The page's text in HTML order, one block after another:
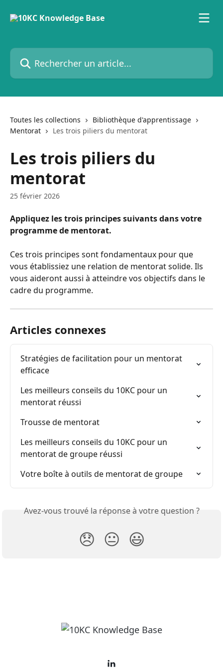
Rechercher un article...
Toutes les collections
Bibliothèque d'apprentissage
Mentorat
Les trois piliers du mentorat
Les trois piliers du
mentorat
25 février 2026
Appliquez les trois principes suivants dans votre
programme de mentorat.
Ces trois principes sont fondamentaux pour que
vous établissiez une relation de mentorat solide. Ils
vous aideront aussi à atteindre vos objectifs dans le
cadre du programme.
Articles connexes
Stratégies de facilitation pour un mentorat
efficace
Les meilleurs conseils du 10KC pour un
mentorat réussi
Trousse de mentorat
Les meilleurs conseils du 10KC pour un
mentorat de groupe réussi
Votre boîte à outils de mentorat de groupe
Avez-vous trouvé la réponse à votre question ?
😞 😐 😃